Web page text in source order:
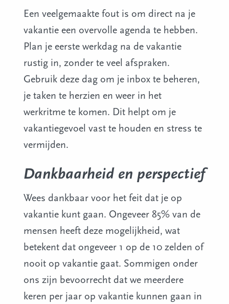
Een veelgemaakte fout is om direct na je
vakantie een overvolle agenda te hebben.
Plan je eerste werkdag na de vakantie
rustig in, zonder te veel afspraken.
Gebruik deze dag om je inbox te beheren,
je taken te herzien en weer in het
werkritme te komen. Dit helpt om je
vakantiegevoel vast te houden en stress te
vermijden.
Dankbaarheid en perspectief
Wees dankbaar voor het feit dat je op
vakantie kunt gaan. Ongeveer 85% van de
mensen heeft deze mogelijkheid, wat
betekent dat ongeveer 1 op de 10 zelden of
nooit op vakantie gaat. Sommigen onder
ons zijn bevoorrecht dat we meerdere
keren per jaar op vakantie kunnen gaan in